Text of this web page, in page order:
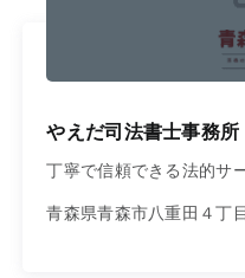
やえだ司法書士事務所
丁寧で信頼できる法的サ
青森県青森市八重田４丁